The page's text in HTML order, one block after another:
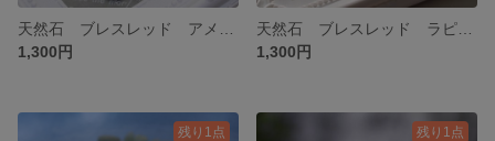
1,300円
1,300円
残り1点 残り1点